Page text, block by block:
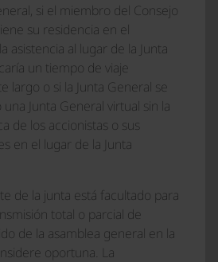
si el miembro del Consejo
su residencia en el
asistencia al lugar de la Junta
un tiempo de viaje
largo o si la Junta General se
Junta General virtual sin la
de los accionistas o sus
en el lugar de la Junta
de la junta está facultado para
total o parcial de
de la asamblea general en la
oportuna. La